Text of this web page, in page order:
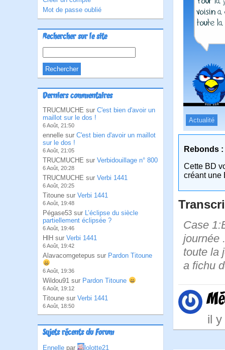
Mot de passe oublié
Rechercher sur le site
Derniers commentaires
TRUCMUCHE sur C'est bien d'avoir un
maillot sur le dos !
6 Août, 21:50
ennelle sur C'est bien d'avoir un maillot
sur le dos !
6 Août, 21:05
TRUCMUCHE sur Verbidouillage n° 800
6 Août, 20:28
TRUCMUCHE sur Verbi 1441
6 Août, 20:25
Titoune sur Verbi 1441
6 Août, 19:48
Pégase53 sur L’éclipse du siècle
partiellement éclipsée ?
6 Août, 19:46
HlH sur Verbi 1441
6 Août, 19:42
Alavacomgetepus sur Pardon Titoune
6 Août, 19:36
Wildou91 sur Pardon Titoune
6 Août, 19:12
Titoune sur Verbi 1441
6 Août, 18:50
Sujets récents du Forum
Ennelle par
lolotte21
Actualité
Rebonds :
Cette BD
créant une
Case
journée
toute la
a fichu
il y